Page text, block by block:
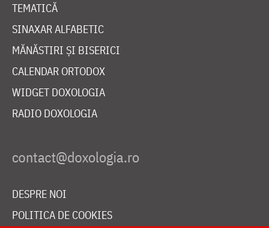
TEMATICĂ
SINAXAR ALFABETIC
MĂNĂSTIRI ȘI BISERICI
CALENDAR ORTODOX
WIDGET DOXOLOGIA
RADIO DOXOLOGIA
DESPRE NOI
POLITICA DE COOKIES